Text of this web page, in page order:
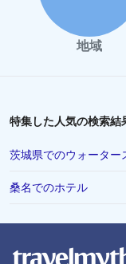
地域
特集した人気の検索結
茨城県でのウォータ
桑名でのホテル